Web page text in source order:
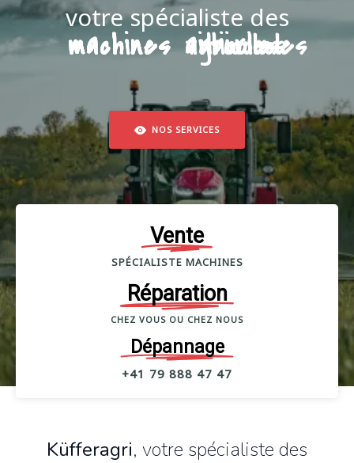
votre spécialiste des
machines agricoles
machines viticoles
machines arboricoles
NOS SERVICES
Vente
SPÉCIALISTE MACHINES
Réparation
CHEZ VOUS OU CHEZ NOUS
Dépannage
+41 79 888 47 47
Küfferagri, votre spécialiste des